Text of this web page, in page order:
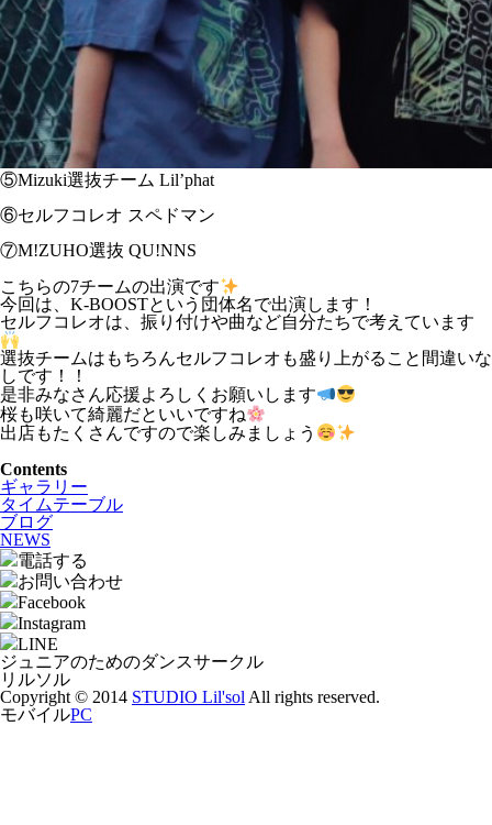
⑤Mizuki選抜チーム Lil’phat
⑥セルフコレオ スペドマン
⑦M!ZUHO選抜 QU!NNS
こちらの7チームの出演です
今回は、K-BOOSTという団体名で出演します！
セルフコレオは、振り付けや曲など自分たちで考えています
選抜チームはもちろんセルフコレオも盛り上がること間違いな
しです！！
是非みなさん応援よろしくお願いします
桜も咲いて綺麗だといいですね
出店もたくさんですので楽しみましょう
Contents
ギャラリー
タイムテーブル
ブログ
NEWS
電話する
お問い合わせ
Facebook
Instagram
LINE
ジュニアのためのダンスサークル
リルソル
Copyright © 2014 STUDIO Lil'sol All rights reserved.
モバイルPC